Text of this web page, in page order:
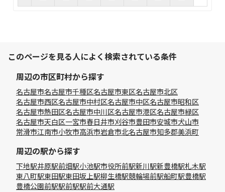
このページを見る人によく検索されている条件
周辺の市区町村から探す
名古屋市名古屋市千種区名古屋市東区名古屋市北区
名古屋市西区名古屋市中村区名古屋市中区名古屋市昭和区
名古屋市熱田区名古屋市中川区名古屋市港区名古屋市緑区
名古屋市天白区一宮市春日井市刈谷市豊田市安城市犬山市
常滑市江南市小牧市高浜市岩倉市北名古屋市知多郡美浜町
周辺の駅から探す
下地駅井原駅前畑駅小池駅市役所前駅新川駅新豊橋駅札木駅
東八町駅東田駅東田坂上駅柳生橋駅競輪場前駅船町駅豊橋駅
豊橋公園前駅駅前駅駅前大通駅